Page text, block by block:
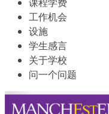
工作机会
设施
学生感言
关于学校
问一个问题